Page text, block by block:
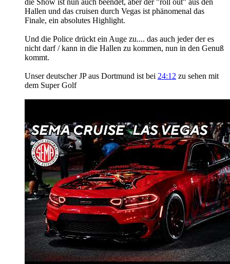
die Show ist nun auch beendet, aber der "roll out" aus den
Hallen und das cruisen durch Vegas ist phänomenal das
Finale, ein absolutes Highlight.
Und die Police drückt ein Auge zu.... das auch jeder der es
nicht darf / kann in die Hallen zu kommen, nun in den Genuß
kommt.
Unser deutscher JP aus Dortmund ist bei 24:12 zu sehen​ mit
dem Super Golf